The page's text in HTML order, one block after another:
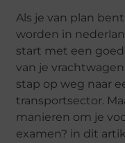
Als je van plan
worden in
start met een
van je
stap op weg naar
transportsector.
manieren om je
examen? in dit